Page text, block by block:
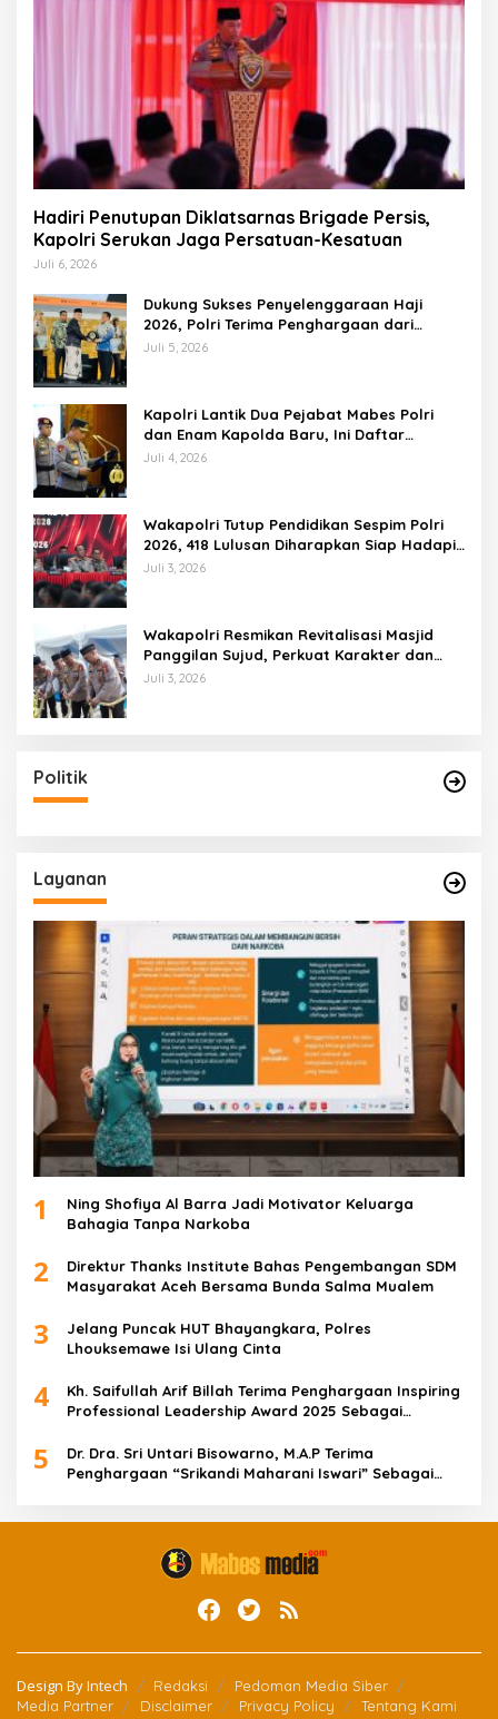
Hadiri Penutupan Diklatsarnas Brigade Persis,
Kapolri Serukan Jaga Persatuan-Kesatuan
Juli 6, 2026
Dukung Sukses Penyelenggaraan Haji
2026, Polri Terima Penghargaan dari
Kemenhaj dan Umrah
Juli 5, 2026
Kapolri Lantik Dua Pejabat Mabes Polri
dan Enam Kapolda Baru, Ini Daftar
Lengkapnya
Juli 4, 2026
Wakapolri Tutup Pendidikan Sespim Polri
2026, 418 Lulusan Diharapkan Siap Hadapi
Tantangan Era Digital
Juli 3, 2026
Wakapolri Resmikan Revitalisasi Masjid
Panggilan Sujud, Perkuat Karakter dan
Kepemimpinan Polri
Juli 3, 2026
Politik
Layanan
1
Ning Shofiya Al Barra Jadi Motivator Keluarga
Bahagia Tanpa Narkoba
2
Direktur Thanks Institute Bahas Pengembangan SDM
Masyarakat Aceh Bersama Bunda Salma Mualem
3
Jelang Puncak HUT Bhayangkara, Polres
Lhouksemawe Isi Ulang Cinta
4
Kh. Saifullah Arif Billah Terima Penghargaan Inspiring
Professional Leadership Award 2025 Sebagai
5
Dr. Dra. Sri Untari Bisowarno, M.A.P Terima
Penghargaan “Srikandi Maharani Iswari” Sebagai
Design ByIntech Redaksi
Pedoman Media Siber
Media Partner
Disclaimer Privacy Policy Tentang Kami